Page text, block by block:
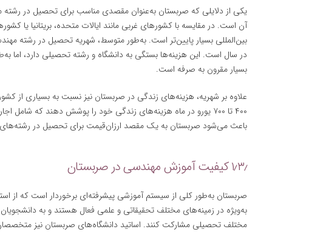
یکی از دلایلی که صربستان به‌عنوان مقصدی مناسب برای تحصیل در
آن است. در مقایسه با کشورهای غربی مانند ایالات متحده، بریتانیا یا
در سال است. این هزینه‌ها بستگی به دانشگاه و رشته تحصیلی دارد، اما
بسیار مقرون به صرفه است.
علاوه بر شهریه، هزینه‌های زندگی در صربستان نیز نسبت به بسیاری از
۴۰۰ تا ۷۰۰ یورو در ماه هزینه‌های زندگی خود را پوشش دهند که
باعث می‌شود صربستان به یک مقصد ارزان‌قیمت برای تحصیل در
۱٫۳٫ کیفیت آموزش مهندسی در صربستان
صربستان به‌طور کلی از سیستم آموزشی پیشرفته‌ای برخوردار است که از
به‌ویژه در زمینه‌های مختلف تحقیقاتی و علمی فعال هستند و به
مختلف تحصیلی مشارکت کنند. اساتید دانشگاه‌های صربستان نیز